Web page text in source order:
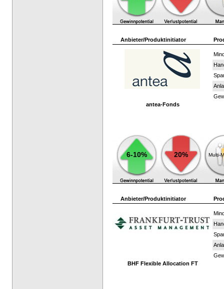
Anbieter/Produktinitiator
antea-Fonds
6-10% 20% Multi-
Anbieter/Produktinitiator
BHF Flexible Allocation FT